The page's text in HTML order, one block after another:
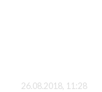
26.08.2018, 11:28